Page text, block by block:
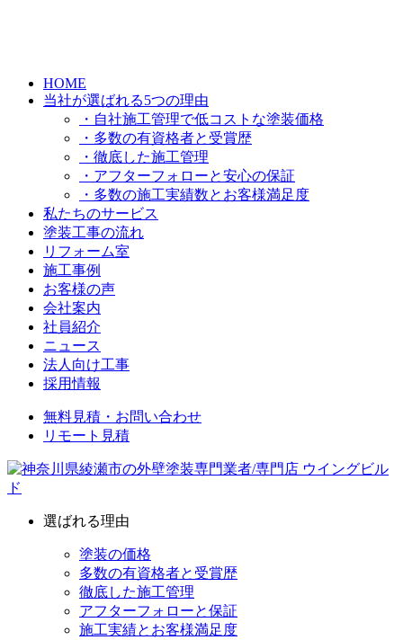
HOME
当社が選ばれる5つの理由
・自社施工管理で低コストな塗装価格
・多数の有資格者と受賞歴
・徹底した施工管理
・アフターフォローと安心の保証
・多数の施工実績数とお客様満足度
私たちのサービス
塗装工事の流れ
リフォーム室
施工事例
お客様の声
会社案内
社員紹介
ニュース
法人向け工事
採用情報
無料見積・お問い合わせ
リモート見積
選ばれる理由
塗装の価格
多数の有資格者と受賞歴
徹底した施工管理
アフターフォローと保証
施工実績とお客様満足度